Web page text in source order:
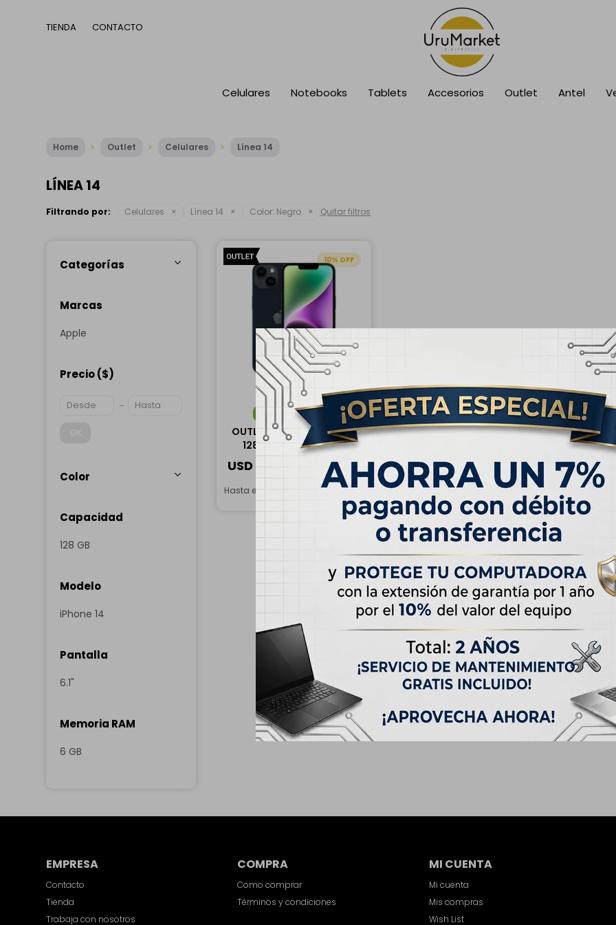
Celulares Notebooks Tablets Accesorios Outlet Antel
TIENDA CONTACTO
Home Outlet Celulares Línea 14
LÍNEA 14
Filtrando por: Celulares Línea 14 Color: Negro Quitar filtros
10
ENVÍO GRATIS
OUTLET - Apple iPhone 14
128GB - Medianoche
USD 465,00 520,00
Hasta en 12 cuotas de USD 38.75
Categorías
Marcas
Apple
Precio($)
Color
Capacidad
128 GB
Modelo
iPhone 14
Pantalla
6.1"
Memoria RAM
6 GB
EMPRESA
Contacto
Tienda
Trabaja con nosotros
COMPRA
Como comprar
Términos y condiciones
MI CUENTA
Mi cuenta
Mis compras
Wish List